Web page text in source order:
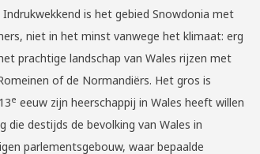
is het gebied Snowdonia met
niet in het minst vanwege het klimaat: erg
prachtige landschap van Wales rijzen met
of de Normandiërs. Het gros is
e eeuw zijn heerschappij in Wales heeft willen
die destijds de bevolking van Wales in
parlementsgebouw, waar bepaalde